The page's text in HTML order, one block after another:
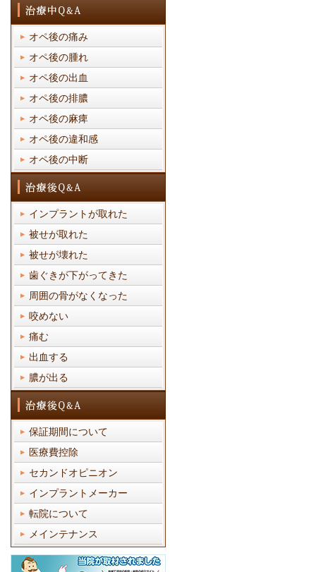
オペ後の痛み
オペ後の腫れ
オペ後の出血
オペ後の排膿
オペ後の麻痺
オペ後の違和感
オペ後の中断
インプラントが取れた
被せが取れた
被せが壊れた
歯ぐきが下がってきた
周囲の骨がなくなった
咬めない
痛む
出血する
膿が出る
保証期間について
医療費控除
セカンドオピニオン
インプラントメーカー
転院について
メインテナンス